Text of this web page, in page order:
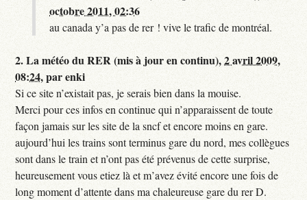
octobre 2011, 02:36
au canada y’a pas de rer ! vive le trafic de montréal.
2.La météo du RER (mis à jour en continu),2 avril 2009,
08:24,parenki
Si ce site n’existait pas, je serais bien dans la mouise.
Merci pour ces infos en continue qui n’apparaissent de toute
façon jamais sur les site de la sncf et encore moins en gare.
aujourd’hui les trains sont terminus gare du nord, mes collègues
sont dans le train et n’ont pas été prévenus de cette surprise,
heureusement vous etiez là et m’avez évité encore une fois de
long moment d’attente dans ma chaleureuse gare du rer D.